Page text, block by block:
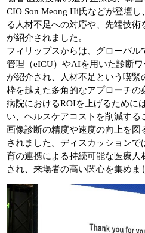
CIO Son Meong Hi氏などが登壇
る人材不足への対応や、先端技術
が紹介されました。
フィリップスからは、グローバル
管理（eICU）やAIを用いた診断
が紹介され、人材不足という喫
枠を越えた多角的なアプローチの
病院におけるROIを上げるために
い、ヘルスケアコストを削減す
画像診断の精度や速度の向上を図
されました。ディスカッション
育の連携による持続可能な医療人
され、来場者の高い関心を集めま